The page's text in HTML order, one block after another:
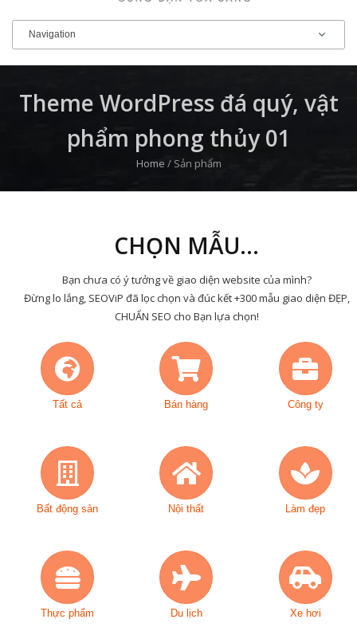
Theme WordPress đá quý, vật
phẩm phong thủy 01
Home / Sản phẩm
CHỌN MẪU...
Bạn chưa có ý tưởng về giao diện website của mình?
Đừng lo lắng, SEOViP đã lọc chọn và đúc kết +300 mẫu giao diện ĐẸP,
CHUẨN SEO cho Bạn lựa chọn!
Tất cả Bán hàng Công ty
Bất động sản Nội thất Làm đẹp
Thực phẩm Du lịch Xe hơi